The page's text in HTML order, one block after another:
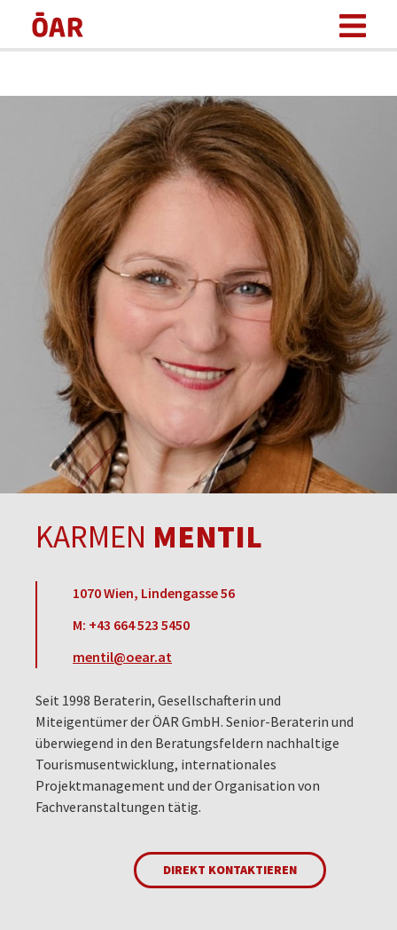
BERATUNGSFELDER
ÜBER UNS
NEWS
DOWNLOADS
KONTAKT
KARMEN MENTIL
1070 Wien, Lindengasse 56
M: +43 664 523 5450
mentil@oear.at
Seit 1998 Beraterin, Gesellschafterin und
Miteigentümer der ÖAR GmbH. Senior-Beraterin und
überwiegend in den Beratungsfeldern nachhaltige
Tourismusentwicklung, internationales
Projektmanagement und der Organisation von
Fachveranstaltungen tätig.
DIREKT KONTAKTIEREN